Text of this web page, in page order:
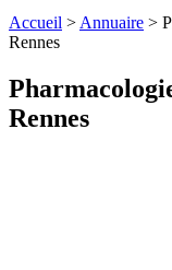
Accueil > Annuaire >
Rennes
Rennes